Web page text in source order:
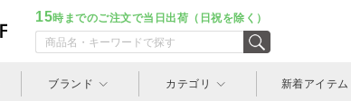
15時までのご注文で当日出荷（日祝を除く）
ブランド カテゴリ 新着アイテム